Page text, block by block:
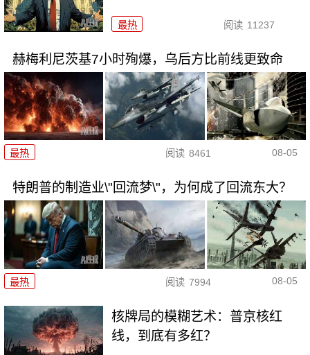
最热 阅读 11237
赫梅利尼茨基7小时殉爆，乌后方比前线更致命
最热 阅读 8461 08-05
特朗普的制造业\"回流梦\"，为何成了回流东大？
最热 阅读 7994 08-05
核牌局的模糊艺术：普京核红
线，到底有多红？